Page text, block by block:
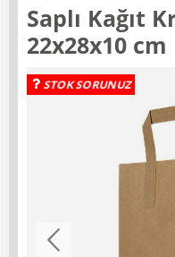
Saplı Kağıt
22x28x10 cm
STOK SORUNUZ